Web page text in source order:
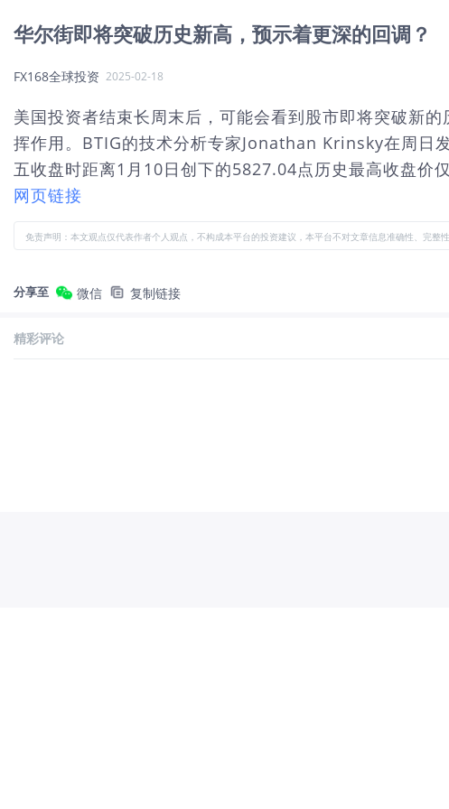
华尔街即将突破历史新高，预示着更深的回调？
FX168全球投资 2025-02-18
美国投资者结束长周末后，可能会看到股市即将突破新
挥作用。BTIG的技术分析专家Jonathan Krinsky在周日
五收盘时距离1月10日创下的5827.04点历史最高收盘价
网页链接
免责声明：本文观点仅代表作者个人观点，不构成本平台的投资建议，本平台不对文章信息准确性、完整
分享至 微信 复制链接
精彩评论